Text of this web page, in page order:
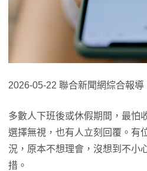
2026-05-22 聯合新聞網綜合報
多數人下班後或休假期間，最怕
選擇無視，也有人立刻回覆。有
況，原本不想理會，沒想到不小
措。